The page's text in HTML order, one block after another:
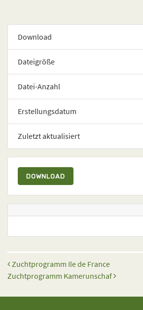
Download
Dateigröße
Datei-Anzahl
Erstellungsdatum
Zuletzt aktualisiert
DOWNLOAD
Beitrags-Navigation
Zuchtprogramm Ile de France
Zuchtprogramm Kamerunschaf